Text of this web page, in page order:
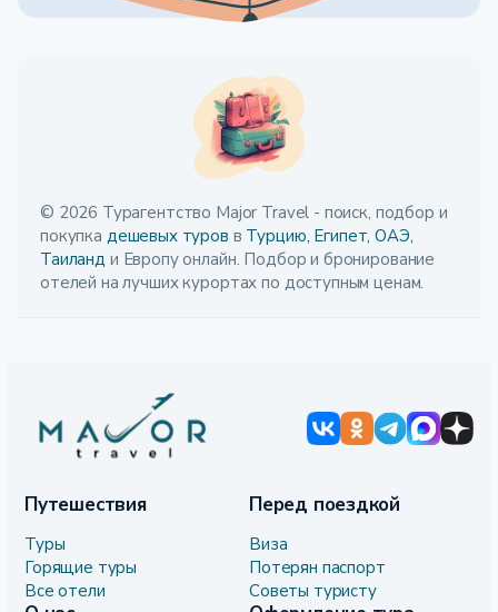
© 2026 Турагентство Major Travel - поиск, подбор и
покупка дешевых туров в Турцию, Египет, ОАЭ,
Таиланд и Европу онлайн. Подбор и бронирование
отелей на лучших курортах по доступным ценам.
Путешествия
Туры
Горящие туры
Все отели
Перед поездкой
Виза
Потерян паспорт
Советы туристу